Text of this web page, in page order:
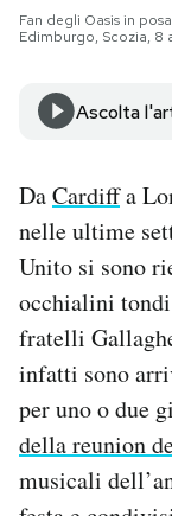
CALENDARIO
AREA
Area
Newsletter
Notifiche
Regala il Post
Fan degli Oasis in
Edimburgo, Scozia,
Ascolta
DaCardiffa
nelle ultime
Unito si sono
occhialini
fratelli
infatti sono
per uno o due
della reunion
musicali